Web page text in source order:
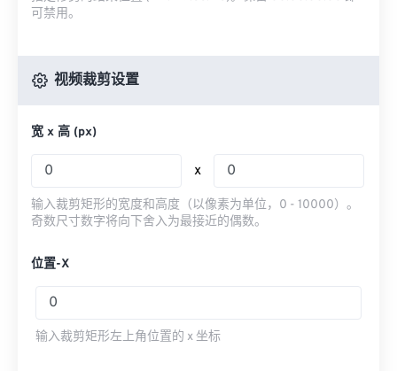
可禁用。
视频裁剪设置
宽 x 高 (px)
x
输入裁剪矩形的宽度和高度（以像素为单位，0 - 10000）。
奇数尺寸数字将向下舍入为最接近的偶数。
位置-X
输入裁剪矩形左上角位置的 x 坐标